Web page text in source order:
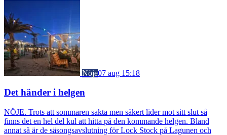
Nöje07 aug 15:18
Det händer i helgen
NÖJE. Trots att sommaren sakta men säkert lider mot sitt slut så
finns det en hel del kul att hitta på den kommande helgen. Bland
annat så är de säsongsavslutning för Lock Stock på Lagunen och